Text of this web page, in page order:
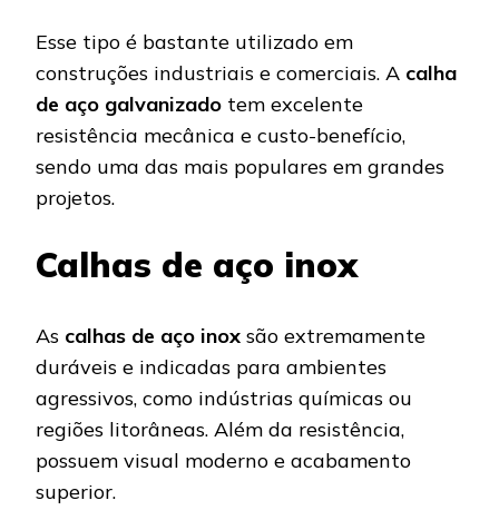
Esse tipo é bastante utilizado em
construções industriais e comerciais. A calha
de aço galvanizado tem excelente
resistência mecânica e custo-benefício,
sendo uma das mais populares em grandes
projetos.
Calhas de aço inox
As calhas de aço inox são extremamente
duráveis e indicadas para ambientes
agressivos, como indústrias químicas ou
regiões litorâneas. Além da resistência,
possuem visual moderno e acabamento
superior.